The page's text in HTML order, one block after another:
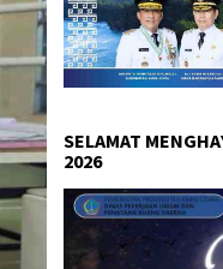
SELAMAT
2026